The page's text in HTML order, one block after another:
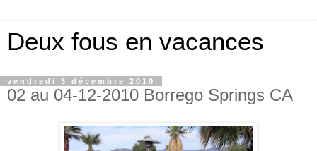
Deux fous en vacances
vendredi 3 décembre 2010
02 au 04-12-2010 Borrego Springs CA